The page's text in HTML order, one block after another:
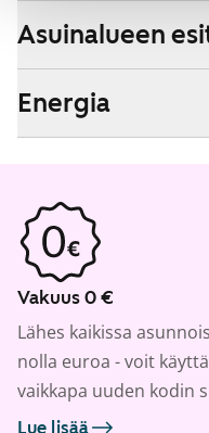
Asuinalueen
Energia
Vakuus 0 €
Lähes kaikissa
nolla euroa - voit
vaikkapa uuden kodin
Lue lisää